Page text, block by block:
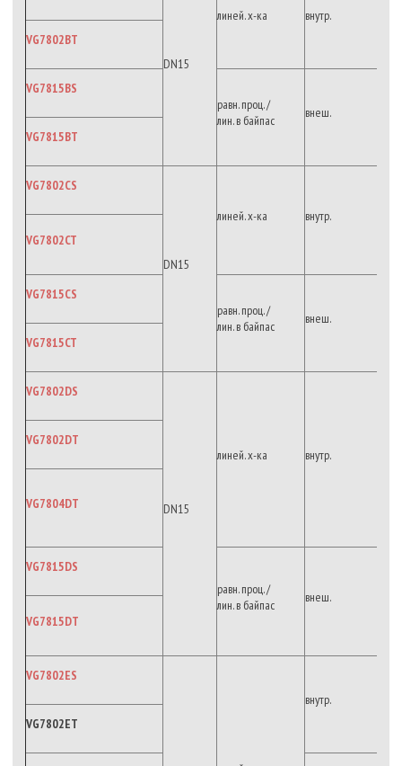
DN15
линей. х-ка
внутр.
VG7802BT
VG7815BS
равн. проц. /
лин. в байпас
внеш.
VG7815BT
VG7802CS
DN15
линей. х-ка
внутр.
VG7802CT
VG7815CS
равн. проц. /
лин. в байпас
внеш.
VG7815CT
VG7802DS
DN15
линей. х-ка внутр.
VG7802DT
VG7804DT
VG7815DS
равн. проц. /
лин. в байпас
внеш.
VG7815DT
VG7802ES
внутр.
VG7802ET